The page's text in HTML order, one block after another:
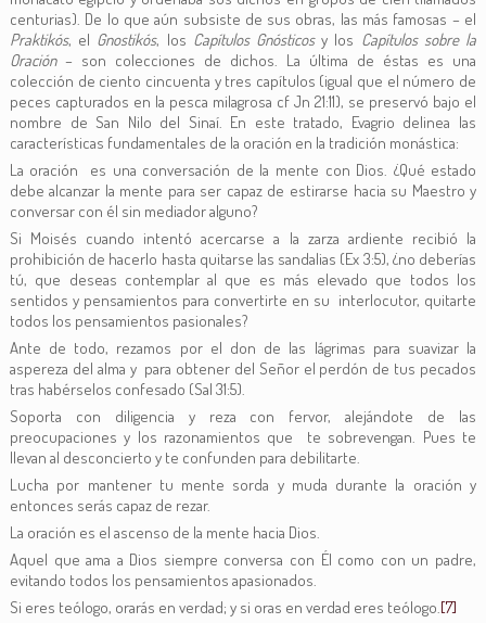
centurias). De lo que aún subsiste de sus obras, las más famosas – el
Praktikós, el Gnostikós, los Capítulos Gnósticosy los Capítulos sobre la
Oración – son colecciones de dichos. La última de éstas es una
colección de ciento cincuenta y tres capítulos (igual que el número de
peces capturados en la pesca milagrosa cf Jn 21:11), se preservó bajo el
nombre de San Nilo del Sinaí. En este tratado, Evagrio delinea las
características fundamentales de la oración en la tradición monástica:
La oración es una conversación de la mente con Dios. ¿Qué estado
debe alcanzar la mente para ser capaz de estirarse hacia su Maestro y
conversar con él sin mediador alguno?
Si Moisés cuando intentó acercarse a la zarza ardiente recibió la
prohibición de hacerlo hasta quitarse las sandalias (Ex 3:5), ¿no deberías
tú, que deseas contemplar al que es más elevado que todos los
sentidos y pensamientos para convertirte en su interlocutor, quitarte
todos los pensamientos pasionales?
Ante de todo, rezamos por el don de las lágrimas para suavizar la
aspereza del alma y para obtener del Señor el perdón de tus pecados
tras habérselos confesado (Sal 31:5).
Soporta con diligencia y reza con fervor, alejándote de las
preocupaciones y los razonamientos que te sobrevengan. Pues te
llevan al desconcierto y te confunden para debilitarte.
Lucha por mantener tu mente sorda y muda durante la oración y
entonces serás capaz de rezar.
La oración es el ascenso de la mente hacia Dios.
Aquel que ama a Dios siempre conversa con Él como con un padre,
evitando todos los pensamientos apasionados.
Si eres teólogo, orarás en verdad; y si oras en verdad eres teólogo.[7]